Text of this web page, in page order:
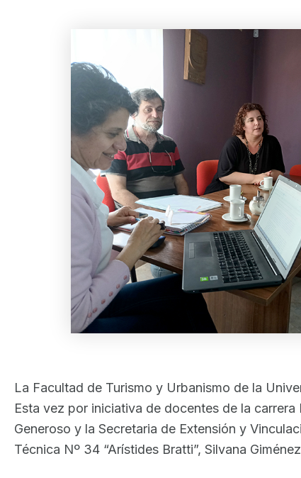
La Facultad de Turismo y Urbanismo de la
Esta vez por iniciativa de docentes de la
Generoso y la Secretaria de Extensión y
Técnica Nº 34 “Arístides Bratti”, Silvana